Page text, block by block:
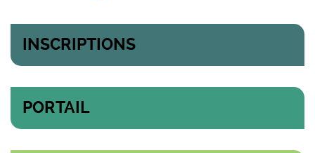
INSCRIPTIONS
PORTAIL